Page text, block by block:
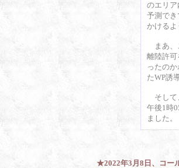
のエリ
予測で
かけるよ
まあ、
離陸許
ったの
たWP誘
そして
午後1時
ました。
★2022年3月8日、コー